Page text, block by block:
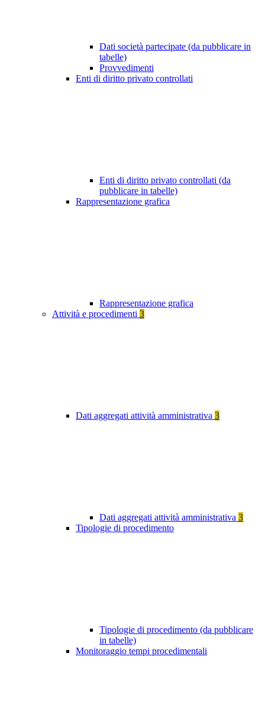
Dati società partecipate (da pubblicare in
tabelle)
Provvedimenti
Enti di diritto privato controllati
Enti di diritto privato controllati (da
pubblicare in tabelle)
Rappresentazione grafica
Rappresentazione grafica
Attività e procedimenti 3
Dati aggregati attività amministrativa 3
Dati aggregati attività amministrativa 3
Tipologie di procedimento
Tipologie di procedimento (da pubblicare
in tabelle)
Monitoraggio tempi procedimentali